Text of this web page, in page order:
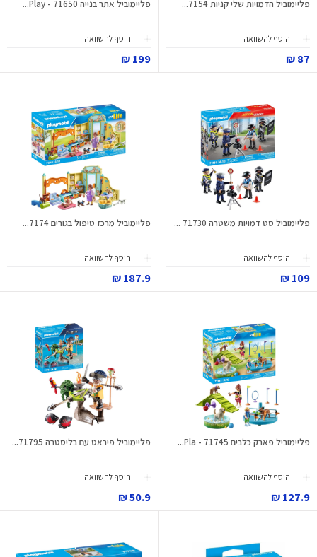
פליימוביל הדמויות שלי קניות 7154...
הוסף להשוואה
87 ₪
פליימוביל אתר בנייה 71650 - Play...
הוסף להשוואה
199 ₪
פליימוביל סט דמויות משטרה 71730 ...
הוסף להשוואה
109 ₪
פליימוביל מרכז טיפול בגורים 7174...
הוסף להשוואה
187.9 ₪
פליימוביל פארק כלבים 71745 - Pla...
הוסף להשוואה
127.9 ₪
פליימוביל פיראט עם בליסטרה 71795...
הוסף להשוואה
50.9 ₪